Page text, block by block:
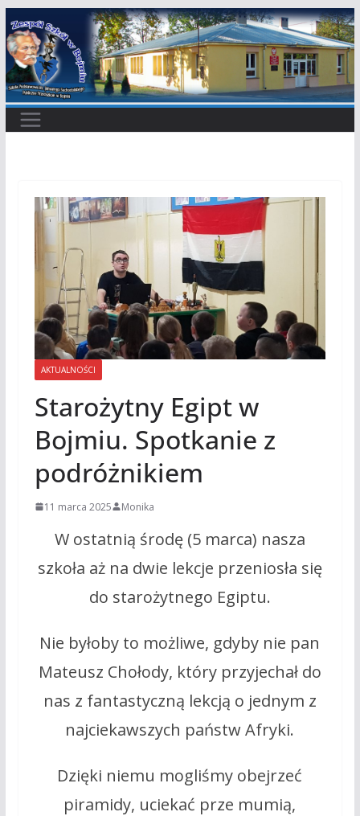
Przejdź
do
treści
AKTUALNOŚCI
Starożytny Egipt w
Bojmiu. Spotkanie z
podróżnikiem
11 marca 2025 Monika
W ostatnią środę (5 marca) nasza
szkoła aż na dwie lekcje przeniosła się
do starożytnego Egiptu.
Nie byłoby to możliwe, gdyby nie pan
Mateusz Chołody, który przyjechał do
nas z fantastyczną lekcją o jednym z
najciekawszych państw Afryki.
Dzięki niemu mogliśmy obejrzeć
piramidy, uciekać prze mumią,